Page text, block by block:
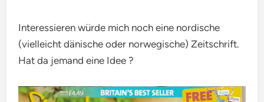
Interessieren würde mich noch eine nordische
(vielleicht dänische oder norwegische) Zeitschrift.
Hat da jemand eine Idee ?